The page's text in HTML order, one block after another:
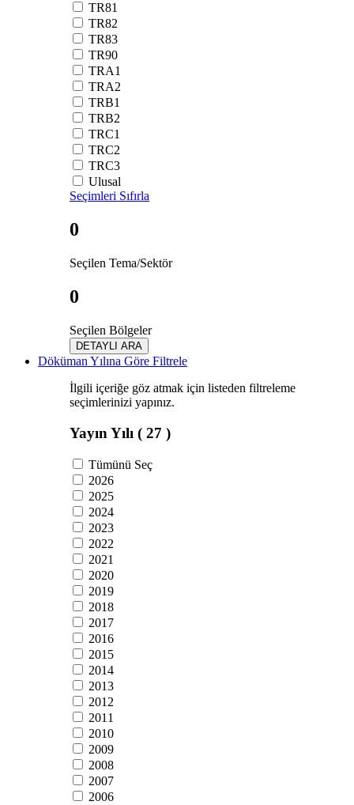
TR81
TR82
TR83
TR90
TRA1
TRA2
TRB1
TRB2
TRC1
TRC2
TRC3
Ulusal
Seçimleri Sıfırla
0
Seçilen Tema/Sektör
0
Seçilen Bölgeler
DETAYLI ARA
Döküman Yılına Göre Filtrele
İlgili içeriğe göz atmak için listeden filtreleme
seçimlerinizi yapınız.
Yayın Yılı ( 27 )
Tümünü Seç
2026
2025
2024
2023
2022
2021
2020
2019
2018
2017
2016
2015
2014
2013
2012
2011
2010
2009
2008
2007
2006